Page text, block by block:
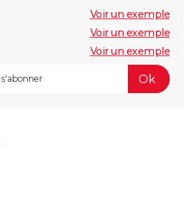
Voir un exemple
Voir un exemple
Voir un exemple